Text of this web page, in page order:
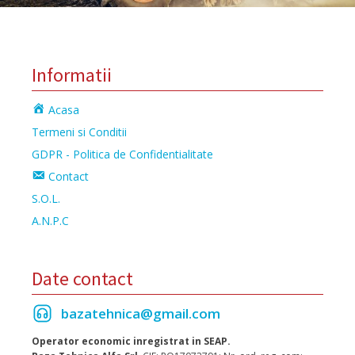
Informatii
Acasa
Termeni si Conditii
GDPR - Politica de Confidentialitate
Contact
S.O.L.
A.N.P.C
Date contact
bazatehnica@gmail.com
Operator economic inregistrat in SEAP.